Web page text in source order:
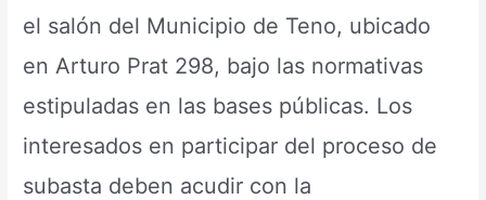
el salón del Municipio de Teno, ubicado
en Arturo Prat 298, bajo las normativas
estipuladas en las bases públicas. Los
interesados en participar del proceso de
subasta deben acudir con la